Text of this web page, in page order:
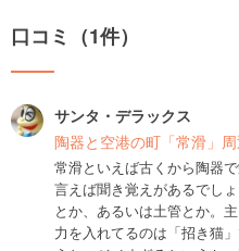
口コミ（1件）
サンタ・デラックス
陶器と空港の町「常滑」
常滑といえば古くから陶器
言えば聞き覚えがあるでし
とか、あるいは土管とか。
力を入れてるのは「招き猫